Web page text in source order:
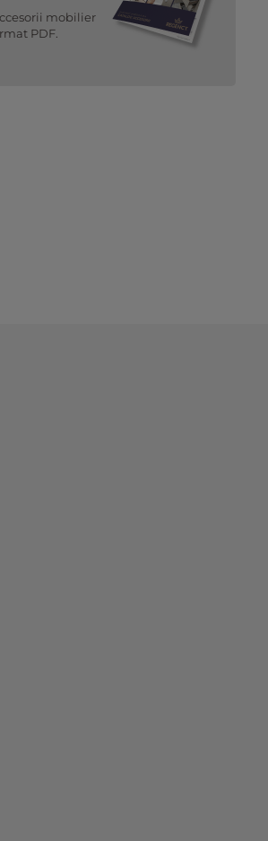
mobilier
PDF.